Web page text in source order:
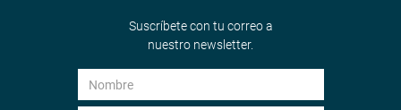
Suscríbete con tu correo a
nuestro newsletter.